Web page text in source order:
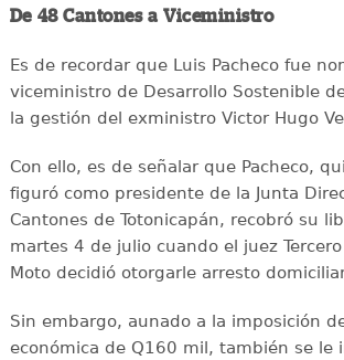
De 48 Cantones a Viceministro
Es de recordar que Luis Pacheco fue
viceministro de Desarrollo Sostenible
la gestión del exministro Victor Hugo
Con ello, es de señalar que Pacheco,
figuró como presidente de la Junta
Cantones de Totonicapán, recobró su
martes 4 de julio cuando el juez
Moto decidió otorgarle arresto
Sin embargo, aunado a la imposición
económica de Q160 mil, también se le